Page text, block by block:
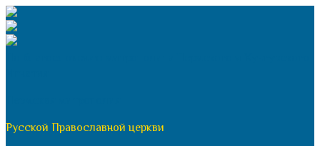
Перейти
к
содержимому
Русской Православной церкви